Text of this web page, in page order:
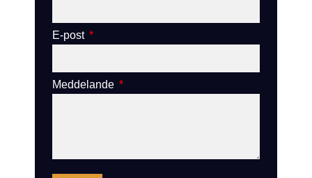
E-post
Meddelande